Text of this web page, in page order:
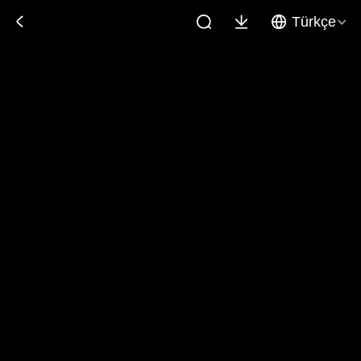
Türkçe